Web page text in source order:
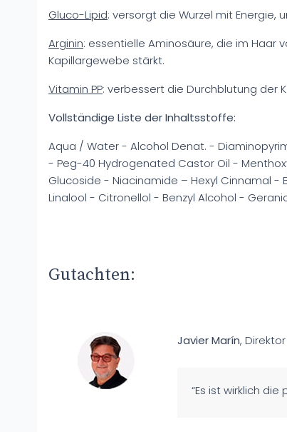
Gluco-Lipid: versorgt die Wurzel mit Energie,
Arginin: essentielle Aminosäure, die im Haar
Kapillargewebe stärkt.
Vitamin PP: verbessert die Durchblutung der
Vollständige Liste der Inhaltsstoffe:
Aqua / Water - Alcohol Denat. -
- Peg-40 Hydrogenated Castor Oil -
Glucoside - Niacinamide – Hexyl Cinnamal -
Linalool - Citronellol - Benzyl Alcohol -
Gutachten:
Javier Marín,
“Es ist wirklich